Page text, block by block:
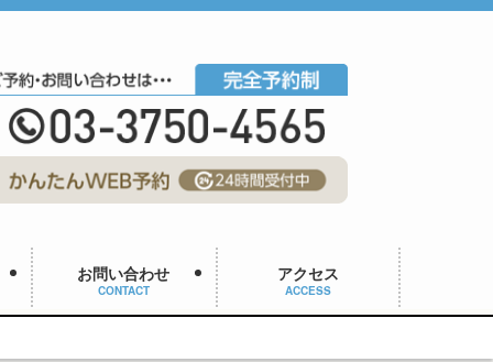
お問い合わせ
CONTACT
アクセス
ACCESS